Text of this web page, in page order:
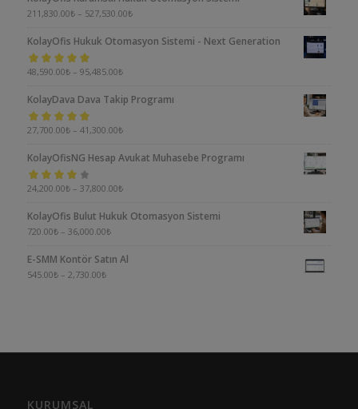
211,830.00₺ – 527,530.00₺
KolayOfis Hukuk Otomasyon Sistemi - Next Generation
5 üzerinden
48,590.00₺ – 95,485.00₺
KolayDava Dava Takip Programı
5 üzerinden
27,700.00₺ – 41,300.00₺
KolayOfisNG Hesap Avukat Muhasebe Programı
5
4.00oy aldı
24,200.00₺ – 37,800.00₺
KolayOfis Bulut Hukuk Otomasyon Sistemi
720.00₺ – 36,000.00₺
E-SMM Kontör Satın Al
545.00₺ – 2,730.00₺
KURUMSAL